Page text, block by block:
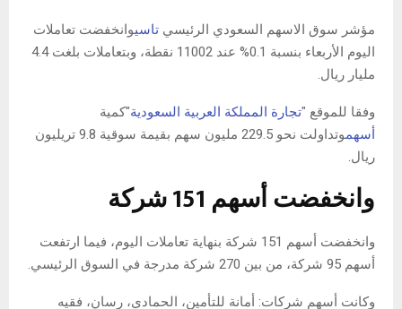
مؤشر سوق الاسهم السعودي الرئيسي تاسيوانخفضت تعاملات
اليوم الأربعاء بنسبة 0.1% عند 11002 نقطة، وبتعاملات بلغت 4.4
مليار ريال.
وفقا للموقع "تجارة المملكة العربية السعودية"كمية
أسهم
وتداولت نحو 229.5 مليون سهم بقيمة سوقية 9.8 تريليون
ريال.
وانخفضت أسهم 151 شركة
وانخفضت أسهم 151 شركة بنهاية تعاملات اليوم، فيما ارتفعت
أسهم 95 شركة، من بين 270 شركة مدرجة في السوق الرئيسي.
وكانت أسهم شركات: أمانة للتأمين، الحمادي، رسان، فقيه